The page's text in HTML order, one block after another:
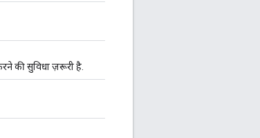
की सुविधा ज़रूरी है.